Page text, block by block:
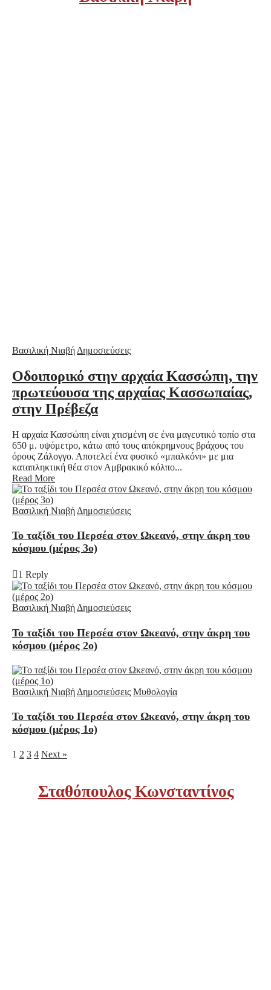
Βασιλική Νιαβή Δημοσιεύσεις
Οδοιπορικό στην αρχαία Κασσώπη, την
πρωτεύουσα της αρχαίας Κασσωπαίας,
στην Πρέβεζα
Η αρχαία Κασσώπη είναι χτισμένη σε ένα μαγευτικό τοπίο στα
650 μ. υψόμετρο, κάτω από τους απόκρημνους βράχους του
όρους Ζάλογγο. Αποτελεί ένα φυσικό «μπαλκόνι» με μια
καταπληκτική θέα στον Αμβρακικό κόλπο...
Read More
Βασιλική Νιαβή Δημοσιεύσεις
Το ταξίδι του Περσέα στον Ωκεανό, στην άκρη του
κόσμου (μέρος 3ο)
1 Reply
Βασιλική ΝιαβήΔημοσιεύσεις
Το ταξίδι του Περσέα στον Ωκεανό, στην άκρη του
κόσμου (μέρος 2ο)
Βασιλική Νιαβή Δημοσιεύσεις Μυθολογία
Το ταξίδι του Περσέα στον Ωκεανό, στην άκρη του
κόσμου (μέρος 1ο)
1 2 3 4 Next »
Σταθόπουλος Κωνσταντίνος